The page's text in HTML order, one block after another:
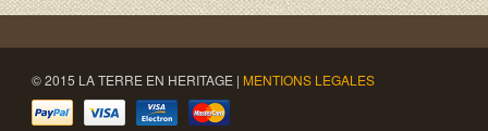
© 2015 LA TERRE EN HERITAGE | MENTIONS LEGALES